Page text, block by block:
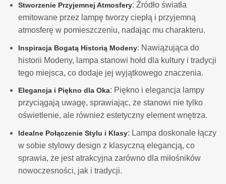
Stworzenie Przyjemnej Atmosfery: Źródło światła
emitowane przez lampę tworzy ciepłą i przyjemną
atmosferę w pomieszczeniu, nadając mu charakteru.
Inspiracja Bogatą Historią Modeny: Nawiązująca do
historii Modeny, lampa stanowi hołd dla kultury i tradycji
tego miejsca, co dodaje jej wyjątkowego znaczenia.
Elegancja i Piękno dla Oka: Piękno i elegancja lampy
przyciągają uwagę, sprawiając, że stanowi nie tylko
oświetlenie, ale również estetyczny element wnętrza.
Idealne Połączenie Stylu i Klasy: Lampa doskonale łączy
w sobie stylowy design z klasyczną elegancją, co
sprawia, że jest atrakcyjna zarówno dla miłośników
nowoczesności, jak i tradycji.